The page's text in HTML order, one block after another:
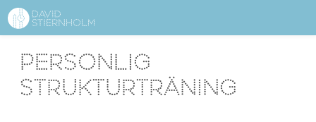
Sidhuvud
Navigering TJÄNSTER
Personlig
strukturträning